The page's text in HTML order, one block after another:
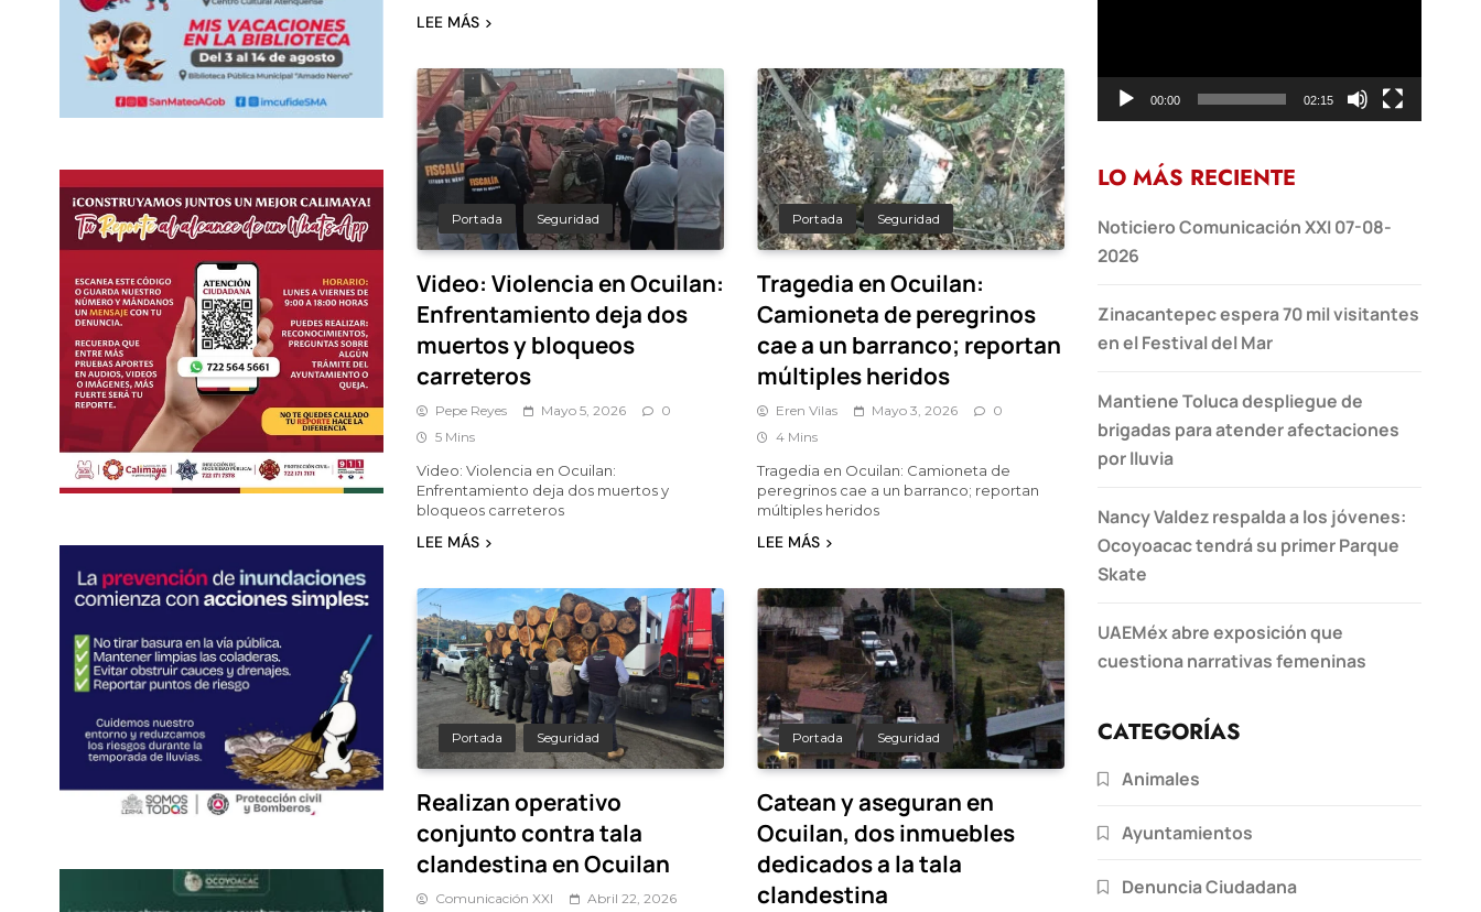
LEE MÁS
Portada Seguridad
Video: Violencia en Ocuilan:
Enfrentamiento deja dos
muertos y bloqueos
carreteros
Pepe Reyes Mayo 5, 2026
0
5 Mins
Video: Violencia en Ocuilan:
Enfrentamiento deja dos muertos y
bloqueos carreteros
LEE MÁS
Portada Seguridad
Tragedia en Ocuilan:
Camioneta de peregrinos
cae a un barranco; reportan
múltiples heridos
Eren Vilas Mayo 3, 2026
0
4 Mins
Tragedia en Ocuilan: Camioneta de
peregrinos cae a un barranco; reportan
múltiples heridos
LEE MÁS
Portada Seguridad
Realizan operativo
conjunto contra tala
clandestina en Ocuilan
Comunicación XXI
Abril 22, 2026
Portada Seguridad
Catean y aseguran en
Ocuilan, dos inmuebles
dedicados a la tala
clandestina
00:00 02:15
LO MÁS RECIENTE
Noticiero Comunicación XXI 07-08-
2026
Zinacantepec espera 70 mil visitantes
en el Festival del Mar
Mantiene Toluca despliegue de
brigadas para atender afectaciones
por lluvia
Nancy Valdez respalda a los jóvenes:
Ocoyoacac tendrá su primer Parque
Skate
UAEMéx abre exposición que
cuestiona narrativas femeninas
CATEGORÍAS
Animales
Ayuntamientos
Denuncia Ciudadana